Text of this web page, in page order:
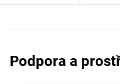
Podpora a